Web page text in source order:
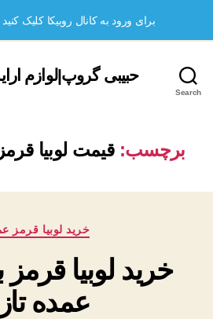
Search
حبیبی گروپ|لوازم
برچسب: قیمت لوبیا
خرید لوبیا قرمز
خرید لوبیا
عمده
برای ورود به کانال روبیکا کلیک کنید